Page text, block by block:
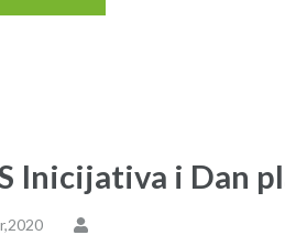
Inicijativa i Dan